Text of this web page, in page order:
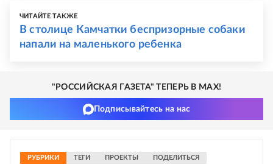
ЧИТАЙТЕ ТАКЖЕ
В столице Камчатки беспризорные собаки
напали на маленького ребенка
"РОССИЙСКАЯ ГАЗЕТА" ТЕПЕРЬ В MAX!
Подписывайтесь на нас
РУБРИКИ ТЕГИ ПРОЕКТЫ ПОДЕЛИТЬСЯ